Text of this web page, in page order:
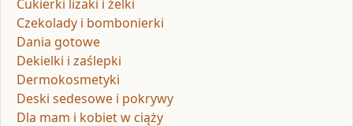
Cukierki lizaki i żelki
Czekolady i bombonierki
Dania gotowe
Dekielki i zaślepki
Dermokosmetyki
Deski sedesowe i pokrywy
Dla mam i kobiet w ciąży